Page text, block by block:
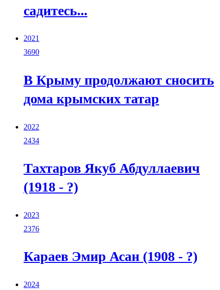
садитесь...
2021
3690
В Крыму продолжают сносить
дома крымских татар
2022
2434
Тахтаров Якуб Абдуллаевич
(1918 - ?)
2023
2376
Караев Эмир Асан (1908 - ?)
2024